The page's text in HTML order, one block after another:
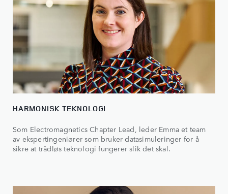
HARMONISK TEKNOLOGI
Som Electromagnetics Chapter Lead, leder Emma et team
av ekspertingeniører som bruker datasimuleringer for å
sikre at trådløs teknologi fungerer slik det skal.